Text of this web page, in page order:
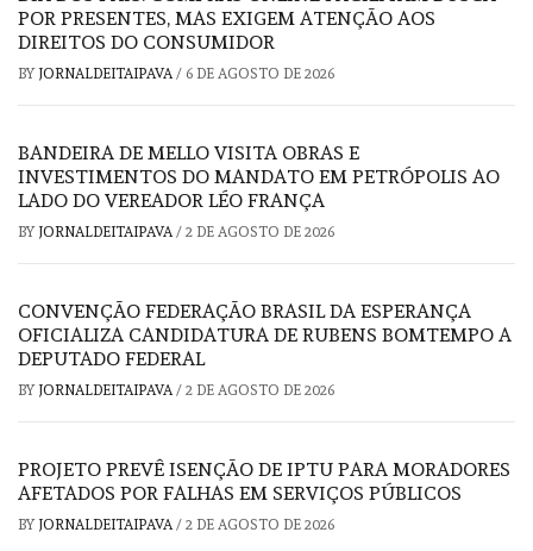
POR PRESENTES, MAS EXIGEM ATENÇÃO AOS
DIREITOS DO CONSUMIDOR
BY JORNALDEITAIPAVA/ 6 DE AGOSTO DE 2026
BANDEIRA DE MELLO VISITA OBRAS E
INVESTIMENTOS DO MANDATO EM PETRÓPOLIS AO
LADO DO VEREADOR LÉO FRANÇA
BY JORNALDEITAIPAVA/ 2 DE AGOSTO DE 2026
CONVENÇÃO FEDERAÇÃO BRASIL DA ESPERANÇA
OFICIALIZA CANDIDATURA DE RUBENS BOMTEMPO A
DEPUTADO FEDERAL
BY JORNALDEITAIPAVA/ 2 DE AGOSTO DE 2026
PROJETO PREVÊ ISENÇÃO DE IPTU PARA MORADORES
AFETADOS POR FALHAS EM SERVIÇOS PÚBLICOS
BY JORNALDEITAIPAVA/ 2 DE AGOSTO DE 2026